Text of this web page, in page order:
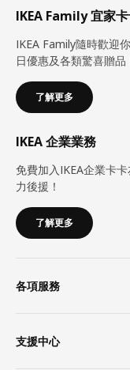
IKEA Family 宜家
IKEA Family隨時歡迎
日優惠及各類驚喜贈品
了解更多
IKEA 企業業務
免費加入IKEA企業卡
力後援！
了解更多
各項服務
支援中心